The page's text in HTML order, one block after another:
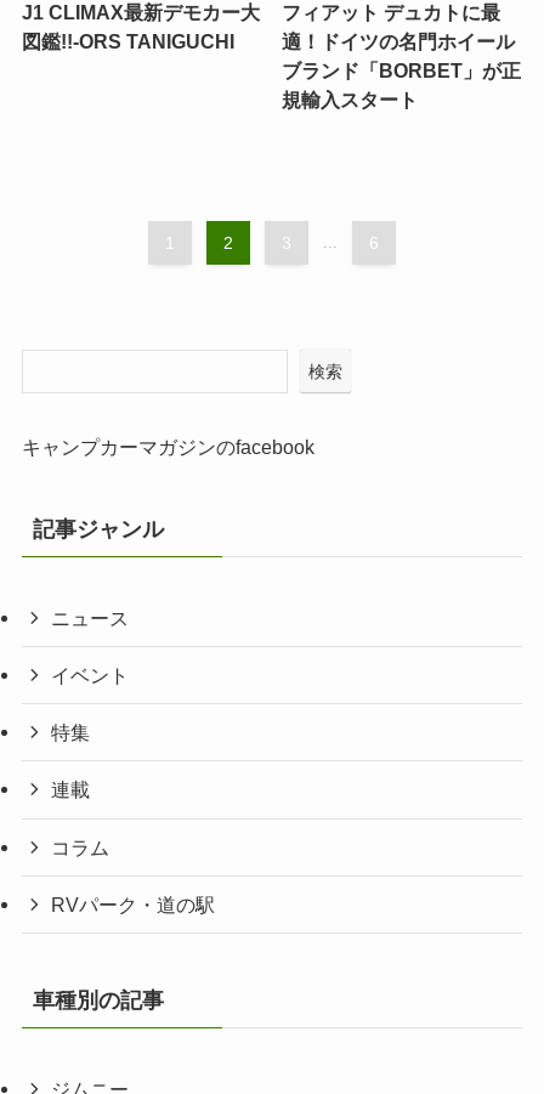
J1 CLIMAX最新デモカー大
図鑑!!-ORS TANIGUCHI
フィアット デュカトに最
適！ドイツの名門ホイール
ブランド「BORBET」が正
規輸入スタート
1 2 3 6
検索
キャンプカーマガジンのfacebook
記事ジャンル
ニュース
イベント
特集
連載
コラム
RVパーク・道の駅
車種別の記事
ジムニー